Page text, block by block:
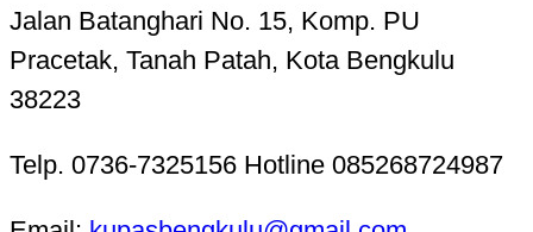
Jalan Batanghari No. 15, Komp. PU
Pracetak, Tanah Patah, Kota Bengkulu
38223
Telp. 0736-7325156 Hotline 085268724987